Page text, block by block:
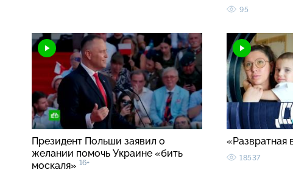
95
Президент Польши заявил о
желании помочь Украине «бить
москаля» 16+
«Развратная
18537